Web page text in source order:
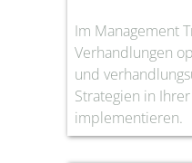
Im Management
Verhandlungen
und
Strategien in
implementieren.